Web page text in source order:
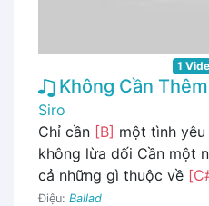
1
Không Cần
Siro
Chỉ cần [B] một tình
không lừa dối Cần một
cả những gì thuộc về
Điệu: Ballad